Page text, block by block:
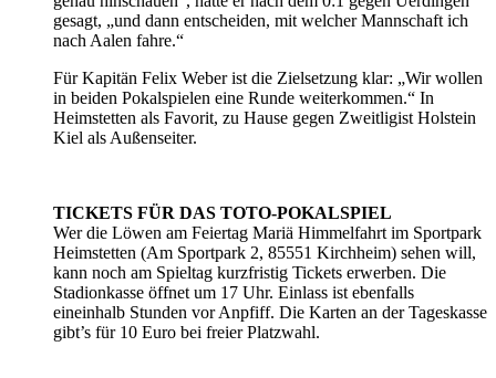
gesagt, „und dann entscheiden, mit welcher Mannschaft ich
nach Aalen fahre.“
Für Kapitän Felix Weber ist die Zielsetzung klar: „Wir wollen
in beiden Pokalspielen eine Runde weiterkommen.“ In
Heimstetten als Favorit, zu Hause gegen Zweitligist Holstein
Kiel als Außenseiter.
TICKETS FÜR DAS TOTO-POKALSPIEL
Wer die Löwen am Feiertag Mariä Himmelfahrt im Sportpark
Heimstetten (Am Sportpark 2, 85551 Kirchheim) sehen will,
kann noch am Spieltag kurzfristig Tickets erwerben. Die
Stadionkasse öffnet um 17 Uhr. Einlass ist ebenfalls
eineinhalb Stunden vor Anpfiff. Die Karten an der Tageskasse
gibt’s für 10 Euro bei freier Platzwahl.